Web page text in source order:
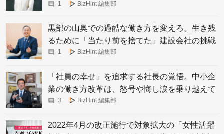
の同時実現
1 BizHint 編集部
黒部の山奥での過酷な働き方を変えろ。生き残
るために「当たり前を捨てた」建設会社の挑戦
1 BizHint 編集部
「社員の幸せ」を追求する社長の覚悟。中小企
業の働き方改革は、怒号や悔し涙を乗り越えて
3 BizHint 編集部
2022年4月の改正施行で対象拡大の「女性活躍